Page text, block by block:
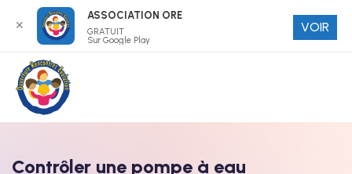
Contrôler une pompe à eau
✕
ASSOCIATION ORE
GRATUIT
Sur Google Play
VOIR